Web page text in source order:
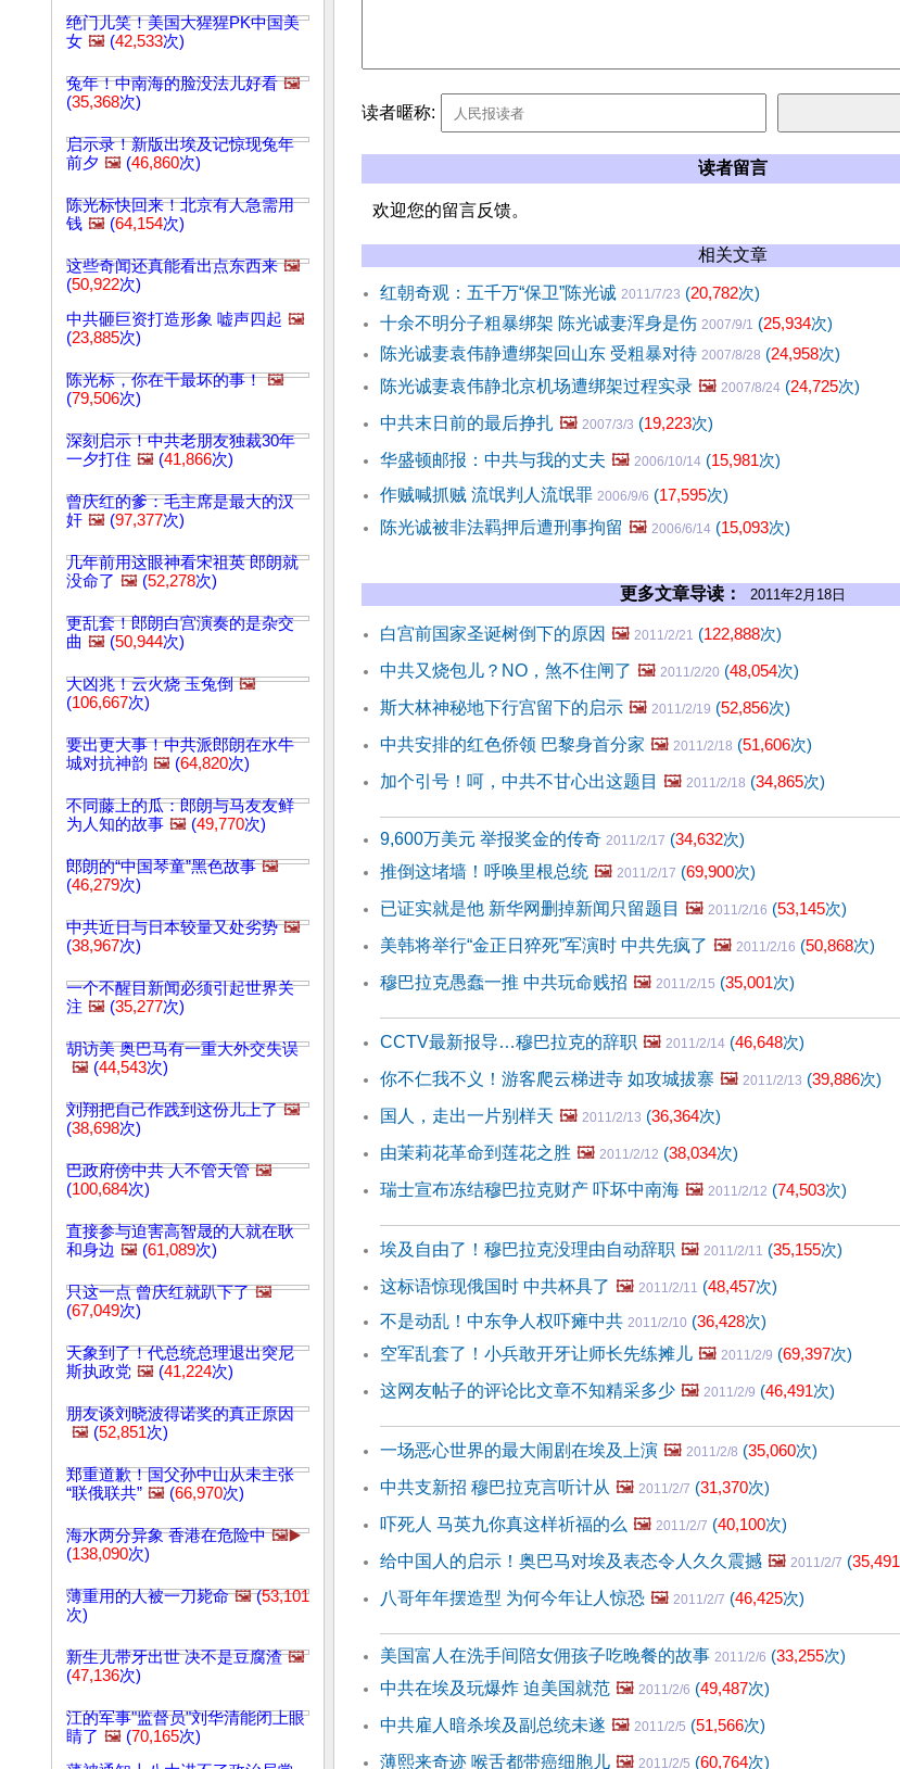
绝门儿笑！美国大猩猩PK中国美
女 🖼️ (42,533次)
兔年！中南海的脸没法儿好看 🖼️
(35,368次)
启示录！新版出埃及记惊现兔年
前夕 🖼️ (46,860次)
陈光标快回来！北京有人急需用
钱 🖼️ (64,154次)
这些奇闻还真能看出点东西来 🖼️
(50,922次)
中共砸巨资打造形象 嘘声四起 🖼️
(23,885次)
陈光标，你在干最坏的事！ 🖼️
(79,506次)
深刻启示！中共老朋友独裁30年
一夕打住 🖼️ (41,866次)
曾庆红的爹：毛主席是最大的汉
奸 🖼️ (97,377次)
几年前用这眼神看宋祖英 郎朗就
没命了 🖼️ (52,278次)
更乱套！郎朗白宫演奏的是杂交
曲 🖼️ (50,944次)
大凶兆！云火烧 玉兔倒 🖼️
(106,667次)
要出更大事！中共派郎朗在水牛
城对抗神韵 🖼️ (64,820次)
不同藤上的瓜：郎朗与马友友鲜
为人知的故事 🖼️ (49,770次)
郎朗的“中国琴童”黑色故事 🖼️
(46,279次)
中共近日与日本较量又处劣势 🖼️
(38,967次)
一个不醒目新闻必须引起世界关
注 🖼️ (35,277次)
胡访美 奥巴马有一重大外交失误
🖼️ (44,543次)
刘翔把自己作践到这份儿上了 🖼️
(38,698次)
巴政府傍中共 人不管天管 🖼️
(100,684次)
直接参与迫害高智晟的人就在耿
和身边 🖼️ (61,089次)
只这一点 曾庆红就趴下了 🖼️
(67,049次)
天象到了！代总统总理退出突尼
斯执政党 🖼️ (41,224次)
朋友谈刘晓波得诺奖的真正原因
🖼️ (52,851次)
郑重道歉！国父孙中山从未主张
“联俄联共” 🖼️ (66,970次)
海水两分异象 香港在危险中 🖼️▶️
(138,090次)
薄重用的人被一刀毙命 🖼️(53,101
次)
新生儿带牙出世 决不是豆腐渣 🖼️
(47,136次)
江的军事"监督员"刘华清能闭上眼
睛了 🖼️ (70,165次)
读者暱称:
读者留言
欢迎您的留言反馈。
相关文章
红朝奇观：五千万“保卫”陈光诚 2011/7/23 (20,782次)
十余不明分子粗暴绑架 陈光诚妻浑身是伤 2007/9/1 (25,934次)
陈光诚妻袁伟静遭绑架回山东 受粗暴对待 2007/8/28 (24,958次)
陈光诚妻袁伟静北京机场遭绑架过程实录 🖼️ 2007/8/24 (24,725次)
中共末日前的最后挣扎 🖼️ 2007/3/3 (19,223次)
华盛顿邮报：中共与我的丈夫 🖼️ 2006/10/14 (15,981次)
作贼喊抓贼 流氓判人流氓罪 2006/9/6 (17,595次)
陈光诚被非法羁押后遭刑事拘留 🖼️ 2006/6/14 (15,093次)
更多文章导读： 2011年2月18日
白宫前国家圣诞树倒下的原因 🖼️ 2011/2/21 (122,888次)
中共又烧包儿？NO，煞不住闸了 🖼️ 2011/2/20 (48,054次)
斯大林神秘地下行宫留下的启示 🖼️ 2011/2/19 (52,856次)
中共安排的红色侨领 巴黎身首分家 🖼️ 2011/2/18 (51,606次)
加个引号！呵，中共不甘心出这题目 🖼️ 2011/2/18 (34,865次)
9,600万美元 举报奖金的传奇 2011/2/17 (34,632次)
推倒这堵墙！呼唤里根总统 🖼️ 2011/2/17 (69,900次)
已证实就是他 新华网删掉新闻只留题目 🖼️ 2011/2/16 (53,145次)
美韩将举行“金正日猝死”军演时 中共先疯了 🖼️ 2011/2/16 (50,868次)
穆巴拉克愚蠢一推 中共玩命贱招 🖼️ 2011/2/15 (35,001次)
CCTV最新报导…穆巴拉克的辞职 🖼️ 2011/2/14 (46,648次)
你不仁我不义！游客爬云梯进寺 如攻城拔寨 🖼️ 2011/2/13 (39,886次)
国人，走出一片别样天 🖼️ 2011/2/13 (36,364次)
由茉莉花革命到莲花之胜 🖼️ 2011/2/12 (38,034次)
瑞士宣布冻结穆巴拉克财产 吓坏中南海 🖼️ 2011/2/12 (74,503次)
埃及自由了！穆巴拉克没理由自动辞职 🖼️ 2011/2/11 (35,155次)
这标语惊现俄国时 中共杯具了 🖼️ 2011/2/11 (48,457次)
不是动乱！中东争人权吓瘫中共 2011/2/10 (36,428次)
空军乱套了！小兵敢开牙让师长先练摊儿 🖼️ 2011/2/9 (69,397次)
这网友帖子的评论比文章不知精采多少 🖼️ 2011/2/9 (46,491次)
一场恶心世界的最大闹剧在埃及上演 🖼️ 2011/2/8 (35,060次)
中共支新招 穆巴拉克言听计从 🖼️ 2011/2/7 (31,370次)
吓死人 马英九你真这样祈福的么 🖼️ 2011/2/7 (40,100次)
给中国人的启示！奥巴马对埃及表态令人久久震撼 🖼️ 2011/2/7 (35,491
八哥年年摆造型 为何今年让人惊恐 🖼️ 2011/2/7 (46,425次)
美国富人在洗手间陪女佣孩子吃晚餐的故事 2011/2/6 (33,255次)
中共在埃及玩爆炸 迫美国就范 🖼️ 2011/2/6 (49,487次)
中共雇人暗杀埃及副总统未遂 🖼️ 2011/2/5 (51,566次)
薄熙来奇迹 喉舌都带癌细胞儿 🖼️ 2011/2/5 (60,764次)